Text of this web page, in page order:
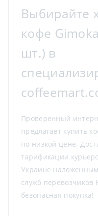
Выбирайте
кофе
шт.) в
Проверенный
предлагает купить
по низкой цене.
тарификации
Украине
служб
безопасная покупка!